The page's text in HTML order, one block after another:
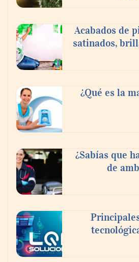
buscan proyectar talento
fortalecer el turismo médico
En el Día de la Cerveza,
Acabados de
satinados,
¿Qué es la
¿Sabías que
de